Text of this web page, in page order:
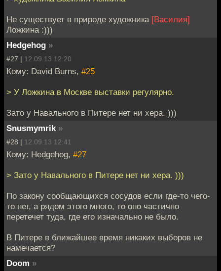
Не существует в природе художника [Василия]
Ложкина :)))
Hedgehog »
#27 | 12.09.13 12:20
Кому: David Burns, #25
> У Ложкина в Москве выставки регулярно.
Зато у Навального в Питере нет ни хера. )))
Snusmymrik »
#28 | 12.09.13 12:41
Кому: Hedgehog, #27
> Зато у Навального в Питере нет ни хера. )))
По закону сообщающихся сосудов если где-то чего-
то нет, а рядом этого много, то оно частично
перетечет туда, где его изначально не было.
В Питере в ближайшее время никаких выборов не
намечается?
Doom »